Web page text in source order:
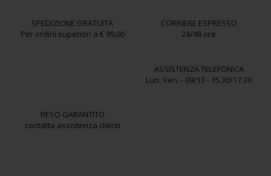
SPEDIZIONE GRATUITA
Per ordini superiori a € 99,00
CORRIERE ESPRESSO
24/48 ore
RESO GARANTITO
contatta assistenza clienti
ASSISTENZA TELEFONICA
Lun. Ven. - 09/13 - 15.30/17.30